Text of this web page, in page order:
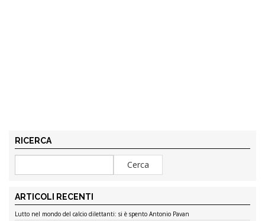
RICERCA
ARTICOLI RECENTI
Lutto nel mondo del calcio dilettanti: si è spento Antonio Pavan